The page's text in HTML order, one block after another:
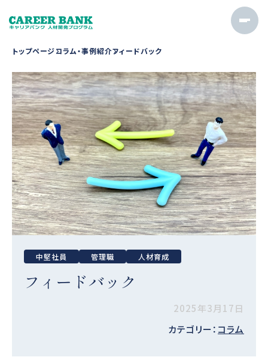
トップページコラム・事例紹介フィードバック
中堅社員 管理職 人材育成
フィードバック
2025年3月17日
カテゴリー： コラム